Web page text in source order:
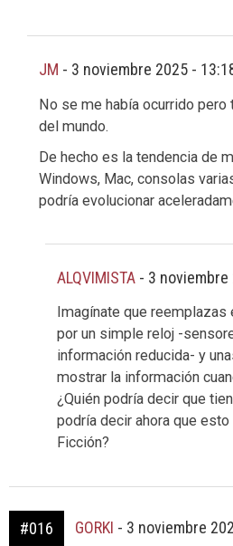
JM - 3 noviembre 2025 -
No se me había ocurrido
del mundo.
De hecho es la tendencia de
Windows, Mac, consolas
podría evolucionar
ALQVIMISTA - 3 noviembre
Imagínate que reemplazas
por un simple reloj -
información reducida- y
mostrar la información
¿Quién podría decir que
podría decir ahora que
Ficción?
#016 GORKI - 3 noviembre